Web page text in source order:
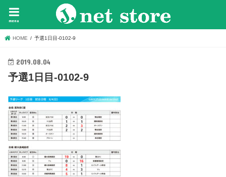
menu
HOME 予選1日目-0102-9
2019.08.04
予選1日目-0102-9